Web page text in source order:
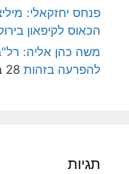
פנחס יחזקאלי:
הכאוס לקיפאון
משה כהן אליה:
להפרעה בזהות 28 ביולי 2026
תגיות